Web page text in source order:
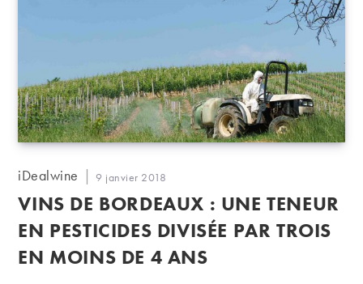
Auteur/autrice
la
publication :
iDealwine
Publication
publiée :
9 janvier 2018
VINS DE BORDEAUX : UNE TENEUR
EN PESTICIDES DIVISÉE PAR TROIS
EN MOINS DE 4 ANS